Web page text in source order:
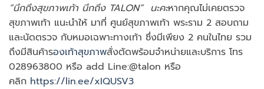
“นึกถึงสุขภาพเท้า นึกถึง TALON” นะคะหากคุณไม่เคยตรวจ
สุขภาพเท้า แนะนำให้ มาที่ ศูนย์สุขภาพเท้า พระราม 2 สอบถาม
และนัดตรวจ กับหมอเฉพาะทางเท้า ซึ่งมีเพียง 2 คนในไทย รวม
ถึงมีสินค้ารองเท้าสุขภาพสั่งตัดพร้อมจำหน่ายและบริการ โทร
028963800 หรือ add Line:@talon หรือ
คลิก https://lin.ee/xIQUSV3